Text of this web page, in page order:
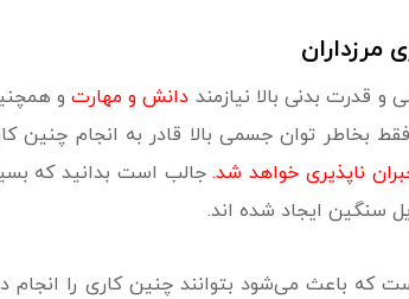
مرزداران
قدرت بدنی بالا نیازمند دانش و مهارت و
بخاطر توان جسمی بالا قادر به انجام
ناپذیری خواهد شد.جالب است بدانید که
سنگین ایجاد شده اند.
که باعث می‌شود بتوانند چنین کاری را